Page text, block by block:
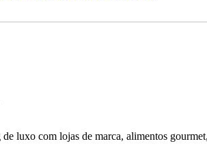
de luxo com lojas de marca, alimentos